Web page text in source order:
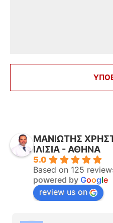
ΜΑΝΙΩΤΗΣ
ΙΛΙΣΙΑ - ΑΘΗΝΑ
5.0
Based on 125
powered by Google
review us on